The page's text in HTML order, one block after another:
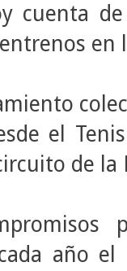
cuenta
en
el
de
año